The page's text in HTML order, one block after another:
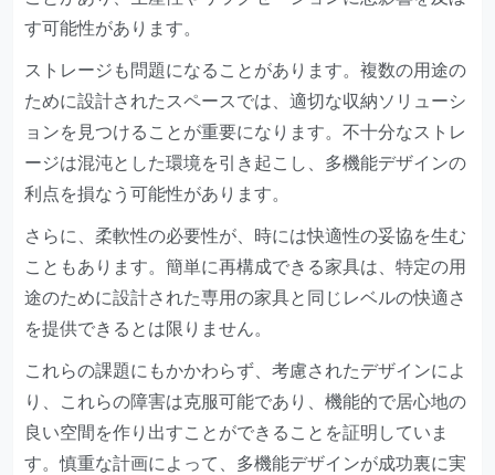
す可能性があります。
ストレージも問題になることがあります。複数の用途の
ために設計されたスペースでは、適切な収納ソリューシ
ョンを見つけることが重要になります。不十分なストレ
ージは混沌とした環境を引き起こし、多機能デザインの
利点を損なう可能性があります。
さらに、柔軟性の必要性が、時には快適性の妥協を生む
こともあります。簡単に再構成できる家具は、特定の用
途のために設計された専用の家具と同じレベルの快適さ
を提供できるとは限りません。
これらの課題にもかかわらず、考慮されたデザインによ
り、これらの障害は克服可能であり、機能的で居心地の
良い空間を作り出すことができることを証明していま
す。慎重な計画によって、多機能デザインが成功裏に実